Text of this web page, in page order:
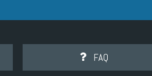
FAQ